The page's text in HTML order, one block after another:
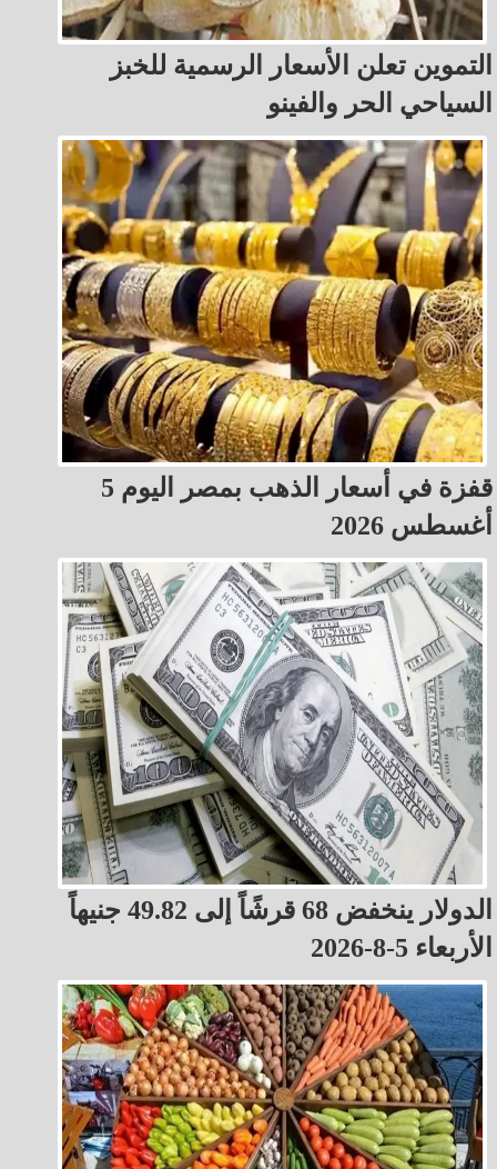
التموين تعلن الأسعار الرسمية للخبز
السياحي الحر والفينو
قفزة في أسعار الذهب بمصر اليوم 5
أغسطس 2026
الدولار ينخفض 68 قرشًاً إلى 49.82 جنيهاً
الأربعاء 5-8-2026